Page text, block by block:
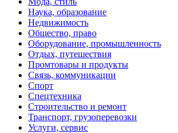
Наука, образование
Недвижимость
Общество, право
Оборудование, промышленность
Отдых, путешествия
Промтовары и продукты
Связь, коммуникации
Спорт
Спецтехника
Строительство и ремонт
Транспорт, грузоперевозки
Услуги, сервис